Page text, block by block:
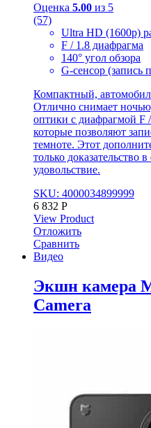
Оценка 5.00 из 5
(57)
Ultra HD (1600p)
F / 1.8 диафрагма
140° угол обзора
G-сенсор (запись
Компактный,
Отлично снимает
оптики с диафрагмой F
которые позволяют
темноте. Этот
только доказательство
удовольствие.
SKU: 4000034899999
6 832 Р
View Product
Отложить
Сравнить
Видео
Экшн камера
Camera